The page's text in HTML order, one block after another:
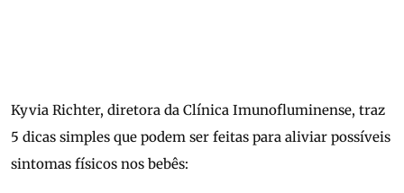
Kyvia Richter, diretora da Clínica Imunofluminense, traz
5 dicas simples que podem ser feitas para aliviar possíveis
sintomas físicos nos bebês: